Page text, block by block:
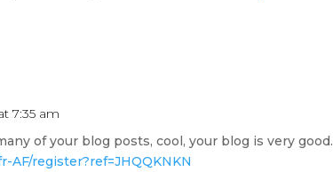
7:35 am
of your blog posts, cool, your blog is very good.
register?ref=JHQQKNKN